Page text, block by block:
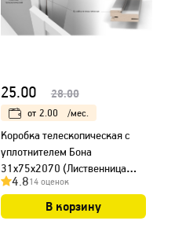
25.00 28.00
от 2.00 /мес.
Коробка телескопическая с
уплотнителем Бона
31х75х2070 (Лиственница
Сибиу)
4.814 оценок
В корзину